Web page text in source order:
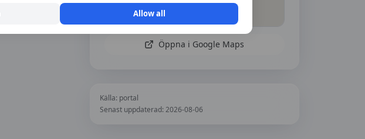
Öppna i Google Maps
Källa: portal
Senast uppdaterad: 2026-08-06
Allow all